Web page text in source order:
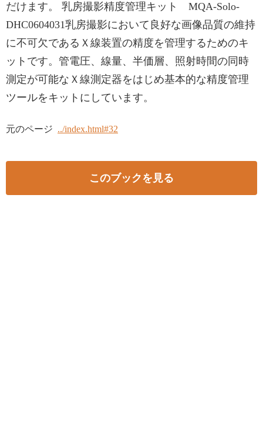
だけます。 乳房撮影精度管理キット MQA-Solo-
DHC0604031乳房撮影において良好な画像品質の維持
に不可欠であるＸ線装置の精度を管理するためのキ
ットです。管電圧、線量、半価層、照射時間の同時
測定が可能なＸ線測定器をはじめ基本的な精度管理
ツールをキットにしています。
元のページ ../index.html#32
このブックを見る